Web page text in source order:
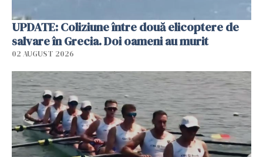
UPDATE: Coliziune între două elicoptere de
salvare în Grecia. Doi oameni au murit
02 AUGUST 2026